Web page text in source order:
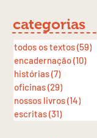
categorias
todos os textos(59)
encadernação(10)
histórias(7)
oficinas(29)
nossos livros(14)
escritas(31)